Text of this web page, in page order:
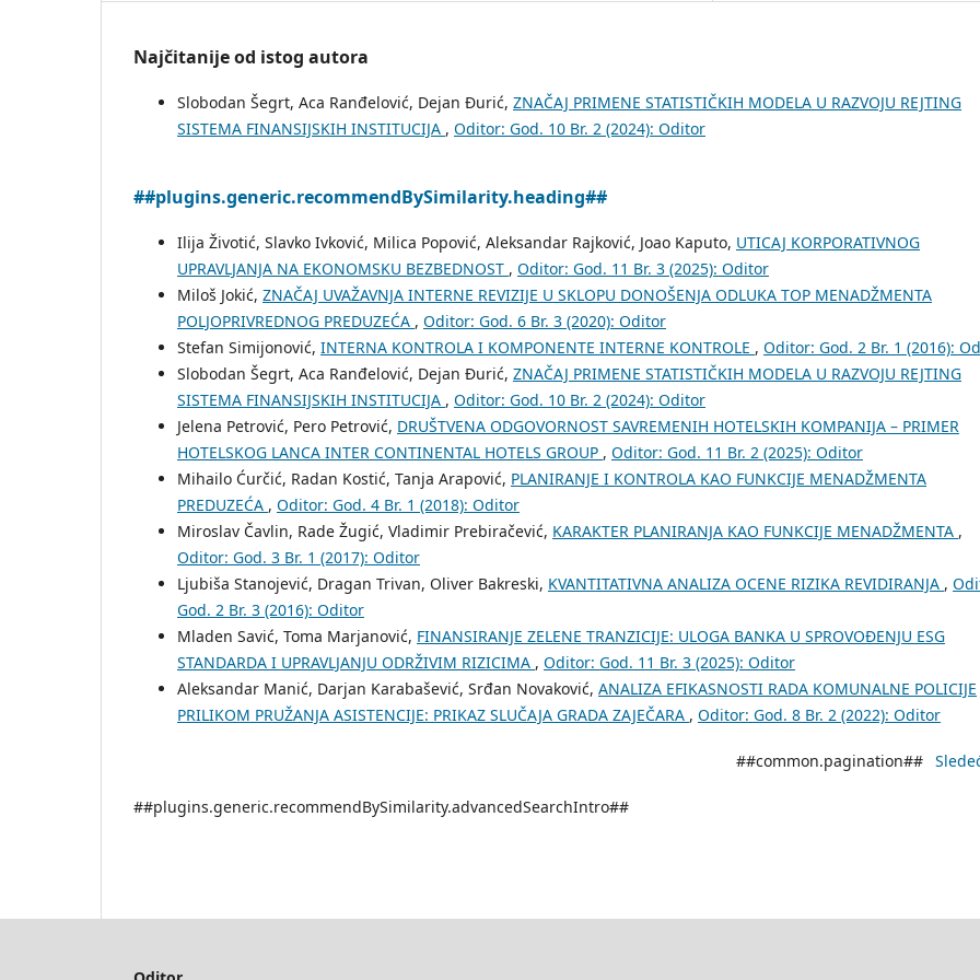
Najčitanije od istog autora
Slobodan Šegrt, Aca Ranđelović, Dejan Đurić, ZNAČAJ PRIMENE STATISTIČKIH MODELA U RAZVOJU REJTING
SISTEMA FINANSIJSKIH INSTITUCIJA , Oditor: God. 10 Br. 2 (2024): Oditor
##plugins.generic.recommendBySimilarity.heading##
Ilija Životić, Slavko Ivković, Milica Popović, Aleksandar Rajković, Joao Kaputo, UTICAJ KORPORATIVNOG
UPRAVLJANJA NA EKONOMSKU BEZBEDNOST , Oditor: God. 11 Br. 3 (2025): Oditor
Miloš Jokić, ZNAČAJ UVAŽAVNJA INTERNE REVIZIJE U SKLOPU DONOŠENJA ODLUKA TOP MENADŽMENTA
POLJOPRIVREDNOG PREDUZEĆA , Oditor: God. 6 Br. 3 (2020): Oditor
Stefan Simijonović, INTERNA KONTROLA I KOMPONENTE INTERNE KONTROLE , Oditor: God. 2 Br. 1 (2016):
Slobodan Šegrt, Aca Ranđelović, Dejan Đurić, ZNAČAJ PRIMENE STATISTIČKIH MODELA U RAZVOJU REJTING
SISTEMA FINANSIJSKIH INSTITUCIJA , Oditor: God. 10 Br. 2 (2024): Oditor
Jelena Petrović, Pero Petrović, DRUŠTVENA ODGOVORNOST SAVREMENIH HOTELSKIH KOMPANIJA – PRIMER
HOTELSKOG LANCA INTER CONTINENTAL HOTELS GROUP , Oditor: God. 11 Br. 2 (2025): Oditor
Mihailo Ćurčić, Radan Kostić, Tanja Arapović, PLANIRANJE I KONTROLA KAO FUNKCIJE MENADŽMENTA
PREDUZEĆA , Oditor: God. 4 Br. 1 (2018): Oditor
Miroslav Čavlin, Rade Žugić, Vladimir Prebiračević, KARAKTER PLANIRANJA KAO FUNKCIJE MENADŽMENTA ,
Oditor: God. 3 Br. 1 (2017): Oditor
Ljubiša Stanojević, Dragan Trivan, Oliver Bakreski, KVANTITATIVNA ANALIZA OCENE RIZIKA REVIDIRANJA ,
God. 2 Br. 3 (2016): Oditor
Mladen Savić, Toma Marjanović, FINANSIRANJE ZELENE TRANZICIJE: ULOGA BANKA U SPROVOĐENJU ESG
STANDARDA I UPRAVLJANJU ODRŽIVIM RIZICIMA , Oditor: God. 11 Br. 3 (2025): Oditor
Aleksandar Manić, Darjan Karabašević, Srđan Novaković, ANALIZA EFIKASNOSTI RADA KOMUNALNE POLICIJE
PRILIKOM PRUŽANJA ASISTENCIJE: PRIKAZ SLUČAJA GRADA ZAJEČARA , Oditor: God. 8 Br. 2 (2022): Oditor
##common.pagination##
##plugins.generic.recommendBySimilarity.advancedSearchIntro##